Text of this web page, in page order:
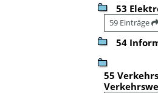
53
59 Einträge
54
55